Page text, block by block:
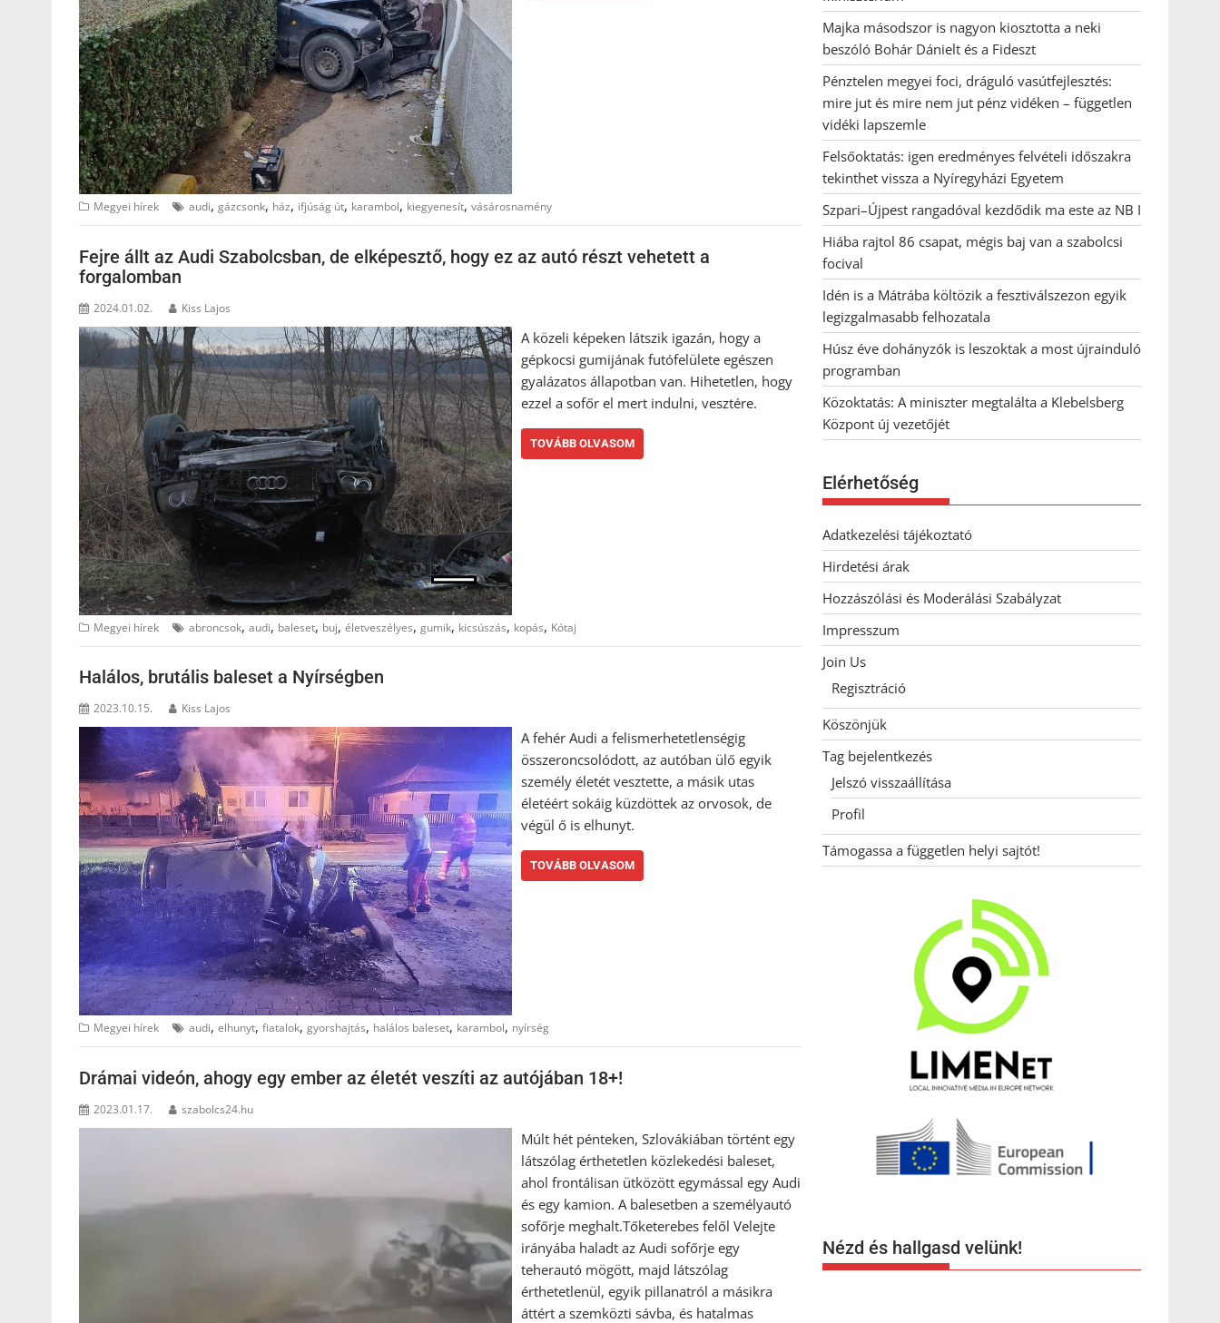
Megyei hírek audi, gázcsonk, ház, ifjúság út, karambol, kiegyenesít, vásárosnamény
Fejre állt az Audi Szabolcsban, de elképesztő, hogy ez az autó részt vehetett a
forgalomban
2024.01.02. Kiss Lajos
A közeli képeken látszik igazán, hogy a
gépkocsi gumijának futófelülete egészen
gyalázatos állapotban van. Hihetetlen, hogy
ezzel a sofőr el mert indulni, vesztére.
TOVÁBB OLVASOM
Megyei hírek abroncsok, audi, baleset, buj, életveszélyes, gumik, kicsúszás, kopás, Kótaj
Halálos, brutális baleset a Nyírségben
2023.10.15. Kiss Lajos
A fehér Audi a felismerhetetlenségig
összeroncsolódott, az autóban ülő egyik
személy életét vesztette, a másik utas
életéért sokáig küzdöttek az orvosok, de
végül ő is elhunyt.
TOVÁBB OLVASOM
Megyei hírek audi, elhunyt, fiatalok, gyorshajtás, halálos baleset, karambol, nyírség
Drámai videón, ahogy egy ember az életét veszíti az autójában 18+!
2023.01.17. szabolcs24.hu
Múlt hét pénteken, Szlovákiában történt egy
látszólag érthetetlen közlekedési baleset,
ahol frontálisan ütközött egymással egy Audi
és egy kamion. A balesetben a személyautó
sofőrje meghalt.Tőketerebes felől Velejte
irányába haladt az Audi sofőrje egy
teherautó mögött, majd látszólag
érthetetlenül, egyik pillanatról a másikra
áttért a szemközti sávba, és hatalmas
Majka másodszor is nagyon kiosztotta a neki
beszóló Bohár Dánielt és a Fideszt
Pénztelen megyei foci, dráguló vasútfejlesztés:
mire jut és mire nem jut pénz vidéken – független
vidéki lapszemle
Felsőoktatás: igen eredményes felvételi időszakra
tekinthet vissza a Nyíregyházi Egyetem
Szpari–Újpest rangadóval kezdődik ma este az NB I
Hiába rajtol 86 csapat, mégis baj van a szabolcsi
focival
Idén is a Mátrába költözik a fesztiválszezon egyik
legizgalmasabb felhozatala
Húsz éve dohányzók is leszoktak a most újrainduló
programban
Közoktatás: A miniszter megtalálta a Klebelsberg
Központ új vezetőjét
Elérhetőség
Adatkezelési tájékoztató
Hirdetési árak
Hozzászólási és Moderálási Szabályzat
Impresszum
Join Us
Regisztráció
Köszönjük
Tag bejelentkezés
Jelszó visszaállítása
Profil
Támogassa a független helyi sajtót!
Nézd és hallgasd velünk!